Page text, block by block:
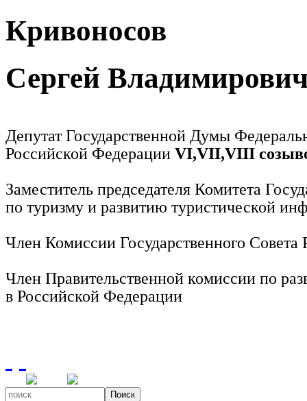
Кривоносов
Сергей
Депутат Государственной Думы
Российской Федерации VI,VII,VIII
Заместитель председателя Комитета
по туризму и развитию туристической
Член Комиссии Государственного
Член Правительственной комиссии по
в Российской Федерации
Поиск